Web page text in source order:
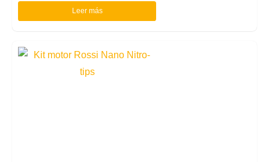
Leer más